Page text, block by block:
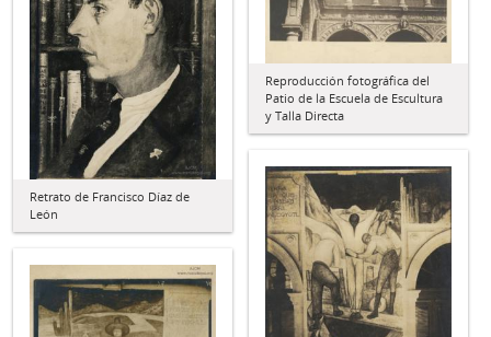
Retrato de Francisco Díaz de
León
Reproducción fotográfica del
Patio de la Escuela de Escultura
y Talla Directa